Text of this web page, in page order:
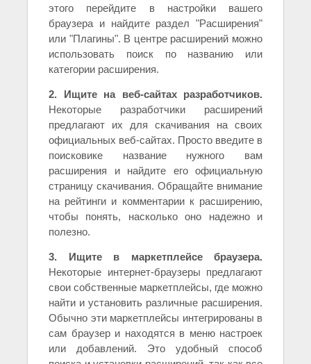
этого перейдите в настройки вашего
браузера и найдите раздел "Расширения"
или "Плагины". В центре расширений можно
использовать поиск по названию или
категории расширения.
2. Ищите на веб-сайтах разработчиков.
Некоторые разработчики расширений
предлагают их для скачивания на своих
официальных веб-сайтах. Просто введите в
поисковике название нужного вам
расширения и найдите его официальную
страницу скачивания. Обращайте внимание
на рейтинги и комментарии к расширению,
чтобы понять, насколько оно надежно и
полезно.
3. Ищите в маркетплейсе браузера.
Некоторые интернет-браузеры предлагают
свои собственные маркетплейсы, где можно
найти и установить различные расширения.
Обычно эти маркетплейсы интегрированы в
сам браузер и находятся в меню настроек
или добавлений. Это удобный способ